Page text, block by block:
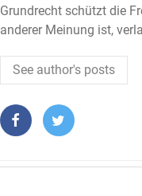
Grundrecht schützt die
anderer Meinung ist,
See author's posts